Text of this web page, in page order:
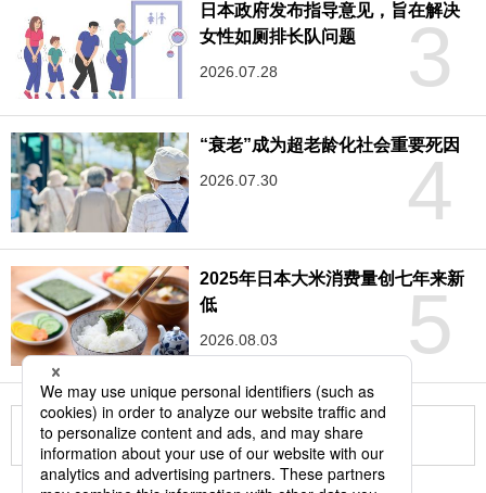
3
日本政府发布指导意见，旨在解决
女性如厕排长队问题
2026.07.28
4
“衰老”成为超老龄化社会重要死因
2026.07.30
5
2025年日本大米消费量创七年来新
低
2026.08.03
更多